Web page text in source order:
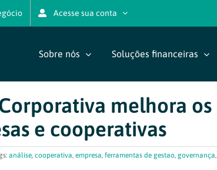
Acesse sua conta
Sobre nós Soluções financeiras
melhora os
e cooperativas
análise, cooperativa, empresa, ferramentas de gestao, governança,